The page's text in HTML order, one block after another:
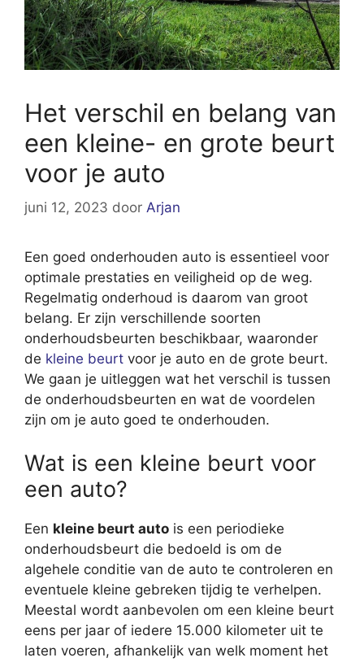
Het verschil en belang van
een kleine- en grote beurt
voor je auto
juni 12, 2023 door Arjan
Een goed onderhouden auto is essentieel voor
optimale prestaties en veiligheid op de weg.
Regelmatig onderhoud is daarom van groot
belang. Er zijn verschillende soorten
onderhoudsbeurten beschikbaar, waaronder
de kleine beurt voor je auto en de grote beurt.
We gaan je uitleggen wat het verschil is tussen
de onderhoudsbeurten en wat de voordelen
zijn om je auto goed te onderhouden.
Wat is een kleine beurt voor
een auto?
Een kleine beurt auto is een periodieke
onderhoudsbeurt die bedoeld is om de
algehele conditie van de auto te controleren en
eventuele kleine gebreken tijdig te verhelpen.
Meestal wordt aanbevolen om een kleine beurt
eens per jaar of iedere 15.000 kilometer uit te
laten voeren, afhankelijk van welk moment het